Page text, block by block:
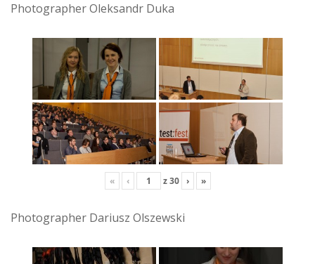
Photographer Oleksandr Duka
« ‹ z30 › »
Photographer Dariusz Olszewski